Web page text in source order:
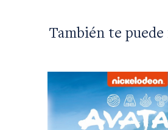
También te